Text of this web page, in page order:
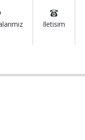
Iletisim